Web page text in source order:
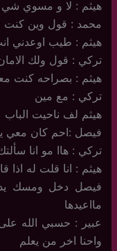
هيثم : لا و مسوي
محمد : قول وين كنت
هيثم : طيب اوعدني
تركي : قول ولك
هيثم : بصراحه كنت
تركي : مع مين
هيثم لف ناحيت الباب
فيصل :احم كان معي
تركي : هاا مو انا
هيثم : انا قلت له
فيصل دخل ومسك يد
مااعيدها
عبير : حسبي الله
واحنا اخر من يعلم